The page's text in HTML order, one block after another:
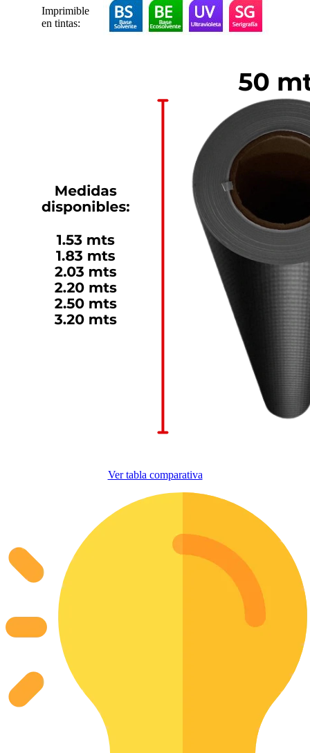
Imprimible
en tintas:
Ver tabla comparativa